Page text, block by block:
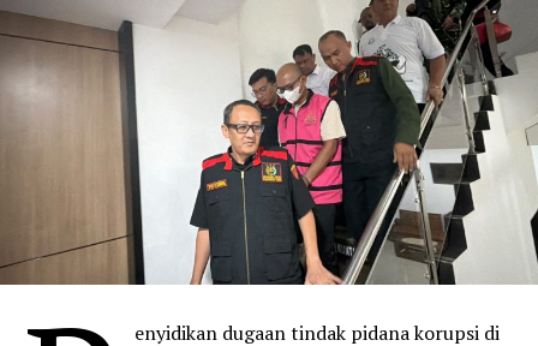
enyidikan dugaan tindak pidana korupsi di